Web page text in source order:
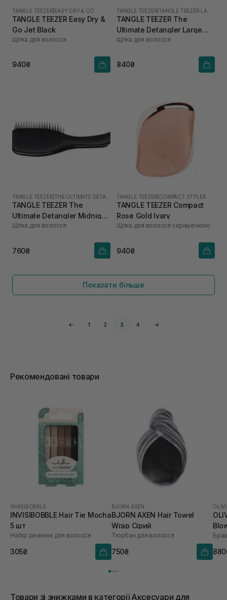
TANGLE TEEZER EASY DRY & CO
TANGLE TEEZER Easy Dry &
Go Jet Black
Щітка для волосся
940₴
TANGLE TEEZER
TANGLE TEEZER The
Ultimate Detangler Large
Black Gloss
Щітка для волосся
840₴
TANGLE TEEZER THE ULTIMATE DETANGLER
TANGLE TEEZER The
Ultimate Detangler Midnight
Black
Щітка для волосся
760₴
TANGLE TEEZER COMPACT STYLER
TANGLE TEEZER Compact
Rose Gold Ivary
Щітка для волосся з кришечкою
940₴
Показати більше
← 1 2 3 4 →
Рекомендовані товари
INVISIBOBBLE
INVISIBOBBLE Hair Tie Mocha
5 шт
Набір резинок для волосся
305₴
BJORN AXEN
BJORN AXEN Hair Towel
Wrap Сірий
Тюрбан для волосся
750₴
Товари зі знижками в категорії Аксесуари для